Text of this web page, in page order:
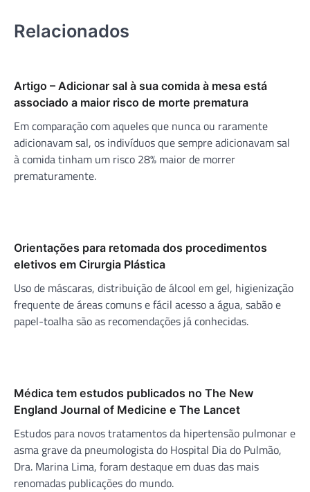
Relacionados
Artigo – Adicionar sal à sua comida à mesa está
associado a maior risco de morte prematura
Em comparação com aqueles que nunca ou raramente
adicionavam sal, os indivíduos que sempre adicionavam sal
à comida tinham um risco 28% maior de morrer
prematuramente.
Orientações para retomada dos procedimentos
eletivos em Cirurgia Plástica
Uso de máscaras, distribuição de álcool em gel, higienização
frequente de áreas comuns e fácil acesso a água, sabão e
papel-toalha são as recomendações já conhecidas.
Médica tem estudos publicados no The New
England Journal of Medicine e The Lancet
Estudos para novos tratamentos da hipertensão pulmonar e
asma grave da pneumologista do Hospital Dia do Pulmão,
Dra. Marina Lima, foram destaque em duas das mais
renomadas publicações do mundo.